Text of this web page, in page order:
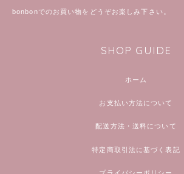
bonbonでのお買い物をどうぞお楽しみ下さい。
SHOP GUIDE
ホーム
お支払い方法について
配送方法・送料について
特定商取引法に基づく表記